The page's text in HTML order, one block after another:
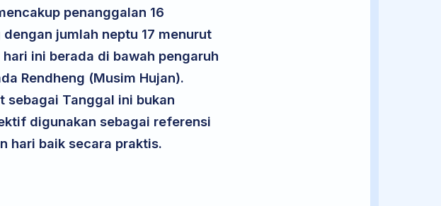
penanggalan 16
jumlah neptu 17 menurut
ini berada di bawah pengaruh
Rendheng (Musim Hujan).
sebagai Tanggal ini bukan
digunakan sebagai referensi
hari baik secara praktis.